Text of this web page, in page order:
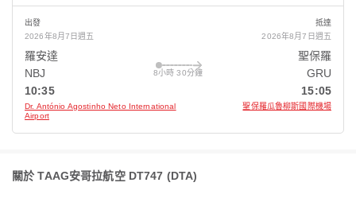
出發
2026年8月7日週五
羅安達
NBJ
10:35
Dr. António Agostinho Neto International
Airport
8小時 30分鐘
抵達
2026年8月7日週五
聖保羅
GRU
15:05
聖保羅瓜魯柳斯國際機場
關於 TAAG安哥拉航空 DT747 (DTA)